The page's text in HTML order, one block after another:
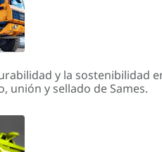
y la sostenibilidad
unión y sellado de Sames.